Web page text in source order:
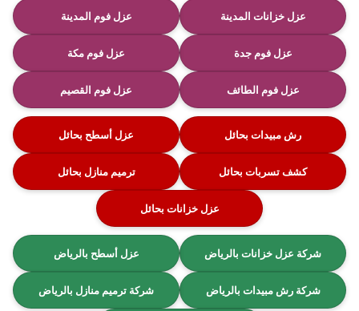
عزل خزانات المدينة عزل فوم المدينة
عزل فوم جدة عزل فوم مكة
عزل فوم الطائف عزل فوم القصيم
رش مبيدات بحائل عزل أسطح بحائل
كشف تسربات بحائل ترميم منازل بحائل
عزل خزانات بحائل
شركة عزل خزانات بالرياض عزل أسطح بالرياض
شركة رش مبيدات بالرياض شركة ترميم منازل بالرياض